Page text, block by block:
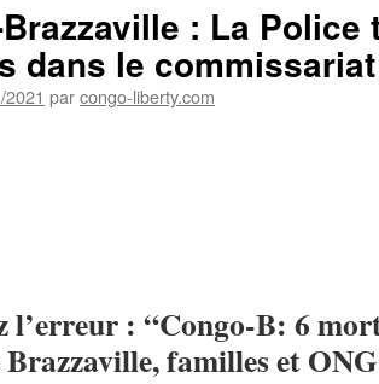
: La
dans le
parcongo-liberty.com
l’erreur : “Congo-B: 6
familles et